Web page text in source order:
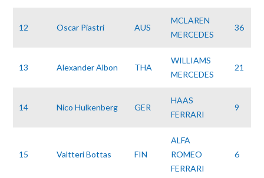
12 Oscar Piastri AUS
MCLAREN
MERCEDES
36
13 Alexander Albon THA
WILLIAMS
MERCEDES
21
14 Nico Hulkenberg GER
HAAS
FERRARI
9
15 Valtteri Bottas FIN
ALFA
ROMEO
FERRARI
6